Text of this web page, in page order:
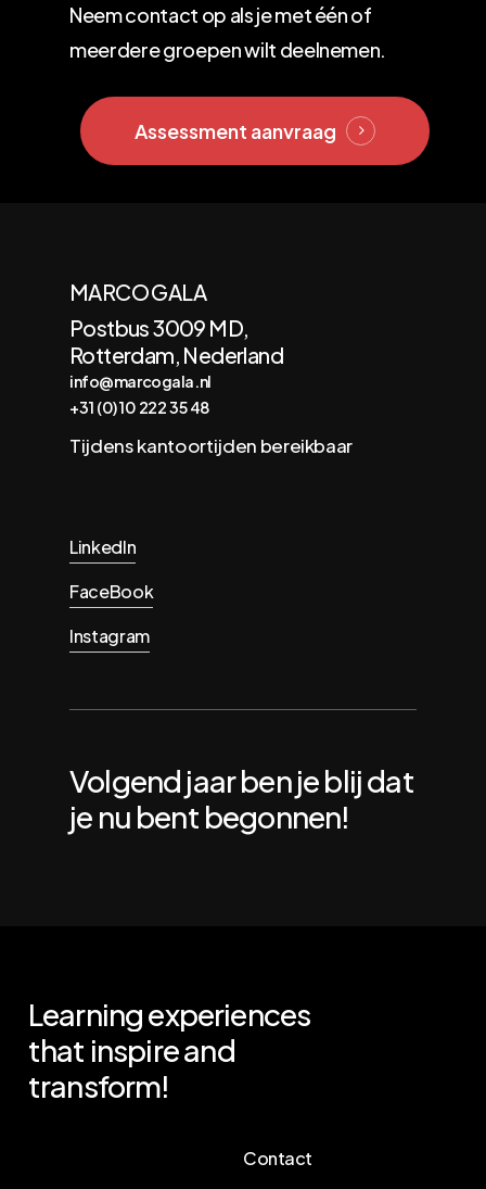
Neem contact op als je met één of
meerdere groepen wilt deelnemen.
Assessment aanvraag
MARCO GALA
Postbus 3009 MD,
Rotterdam, Nederland
info@marcogala.nl
+31 (0)10 222 35 48
Tijdens kantoortijden bereikbaar
LinkedIn
FaceBook
Instagram
Volgend jaar ben je blij dat
je nu bent begonnen!
Learningexperiences
that inspireand
transform!
Contact